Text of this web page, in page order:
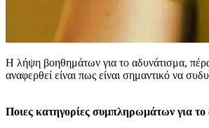
Η λήψη βοηθημάτων για το αδυνάτισμα, πέρα
αναφερθεί είναι πως είναι σημαντικό να
Ποιες κατηγορίες συμπληρωμάτων για